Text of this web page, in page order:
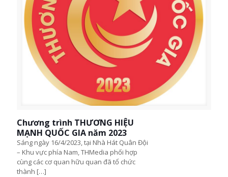
Chương trình THƯƠNG HIỆU
MẠNH QUỐC GIA năm 2023
Sáng ngày 16/4/2023, tại Nhà Hát Quân Đội
– Khu vực phía Nam, THMedia phối hợp
cùng các cơ quan hữu quan đã tổ chức
thành […]